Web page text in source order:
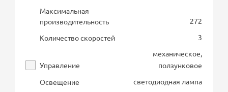
Максимальная
производительность
272
Количество скоростей
3
Управление
механическое,
ползунковое
Освещение
светодиодная лампа